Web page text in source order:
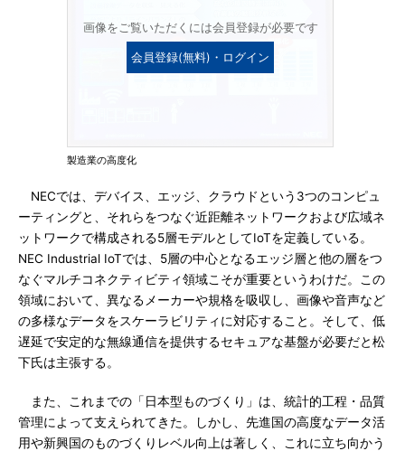
画像をご覧いただくには会員登録が必要です
会員登録(無料)・ログイン
製造業の高度化
NECでは、デバイス、エッジ、クラウドという3つのコンピュ
ーティングと、それらをつなぐ近距離ネットワークおよび広域ネ
ットワークで構成される5層モデルとしてIoTを定義している。
NEC Industrial IoTでは、5層の中心となるエッジ層と他の層をつ
なぐマルチコネクティビティ領域こそが重要というわけだ。この
領域において、異なるメーカーや規格を吸収し、画像や音声など
の多様なデータをスケーラビリティに対応すること。そして、低
遅延で安定的な無線通信を提供するセキュアな基盤が必要だと松
下氏は主張する。
また、これまでの「日本型ものづくり」は、統計的工程・品質
管理によって支えられてきた。しかし、先進国の高度なデータ活
用や新興国のものづくりレベル向上は著しく、これに立ち向かう